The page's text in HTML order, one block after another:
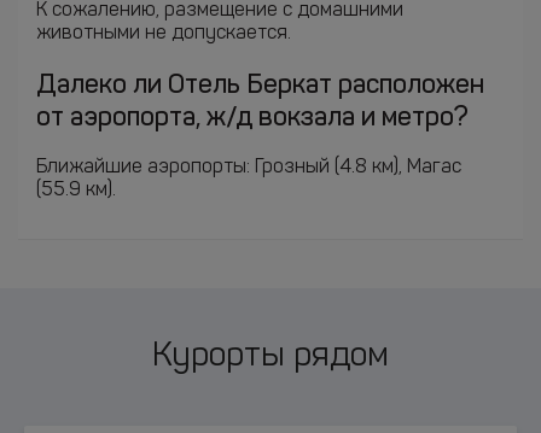
К сожалению, размещение с домашними
животными не допускается.
Далеко ли Отель Беркат расположен
от аэропорта, ж/д вокзала и метро?
Ближайшие аэропорты: Грозный (4.8 км), Магас
(55.9 км).
Курорты рядом